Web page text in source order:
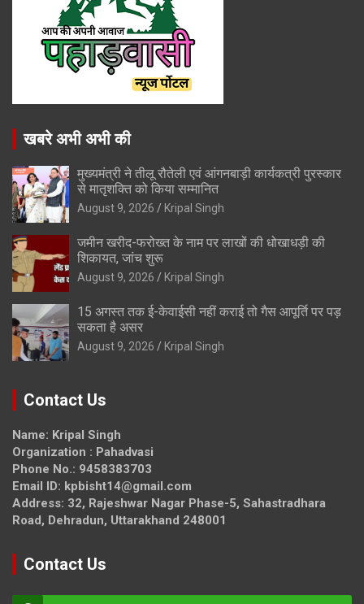
खबरे अभी अभी की
मुख्यमंत्री ने तीलू रौतेली एवं आंगनबाड़ी कार्यकत्री पुरस्कार
से मातृशक्ति को किया सम्मानित
August 9, 2026 Kripal Singh
जमीन खरीद-फरोख्त के नाम पर लाखों की धोखाधड़ी की
शिकायत, जांच शुरू
August 9, 2026 Kripal Singh
15 अगस्त तक ई-केवाईसी नहीं कराई तो गैस आपूर्ति पर पड़
सकता है असर
August 9, 2026 Kripal Singh
Contact Us
Name: Kripal Singh
Organization : Pahadvasi
Phone No.: 9458383703
Email ID: kpbisht14@gmail.com
Address: 32, Rajeshwar Nagar Phase-5, Sahastradhara
Road, Dehradun, Uttarakhand 248001
Contact Us